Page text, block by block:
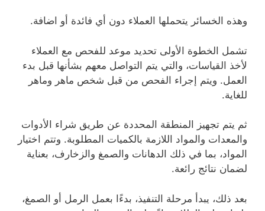
وهذه الخسائر يتحملها العملاء دون أي فائدة أو اضافة.
تشمل الخطوة الأولى تحديد موعد للفحص مع العملاء
لأخذ القياسات، والتي يتم التواصل معهم بشأنها قبل بدء
العمل. ويتم إجراء الفحص من قبل شخص ماهر وماهر
للغاية.
ثم يتم تجهيز المنطقة المحددة عن طريق شراء الأدوات
والمعدات والمواد اللازمة بالكميات المطلوبة. وتتم اختيار
المواد، بما في ذلك الدهانات والصمغ والزخارف، بعناية
لضمان نتائج رائعة.
بعد ذلك، يبدأ مرحلة التنفيذ، بدءًا بعمل الرمل أو الصمغ،